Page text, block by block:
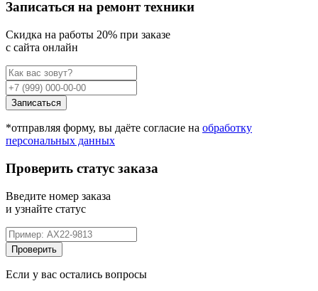
Записаться на ремонт техники
Cкидка на работы 20% при заказе
с сайта онлайн
Записаться
*отправляя форму, вы даёте согласие на обработку
персональных данных
Проверить статус заказа
Введите номер заказа
и узнайте статус
Проверить
Если у вас остались вопросы